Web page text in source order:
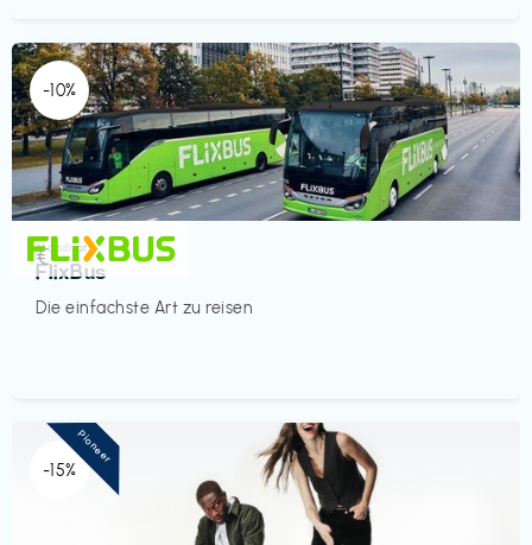
-10%
Mobilität
FlixBus
Die einfachste Art zu reisen
€‎
-15%
Pioneer